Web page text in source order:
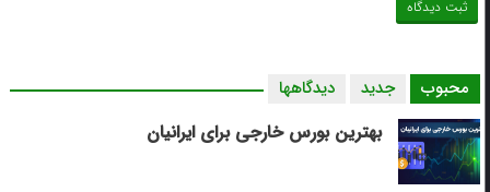
محبوب جدید دیدگاهها
بهترین بورس خارجی برای ایرانیان